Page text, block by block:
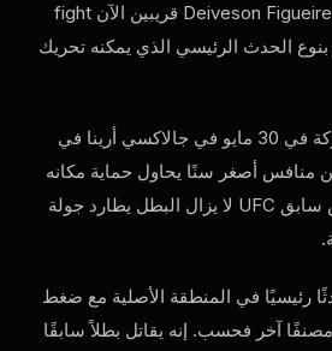
fight
بنوع الحدث الرئيسي الذي يمكنه تحريك
ومن المقرر أن تقام المعركة في 30 مايو في جالاكسي أرينا في
منافس أصغر سنًا يحاول حماية مكانه
سابق UFC لا يزال البطل يطارد جولة
رئيسيًا في المنطقة الأصلية مع ضغط
آخر فحسب. إنه يقاتل بطلاً سابقًا